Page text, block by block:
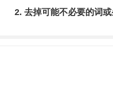
2. 去掉可能不必要的词